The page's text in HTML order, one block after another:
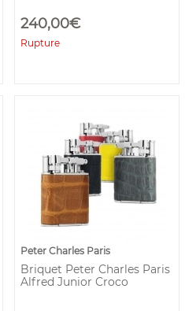
240,00€
Rupture
Peter Charles Paris
Briquet Peter Charles Paris
Alfred Junior Croco